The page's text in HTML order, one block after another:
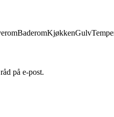
BaderomKjøkkenGulv
på e-post.